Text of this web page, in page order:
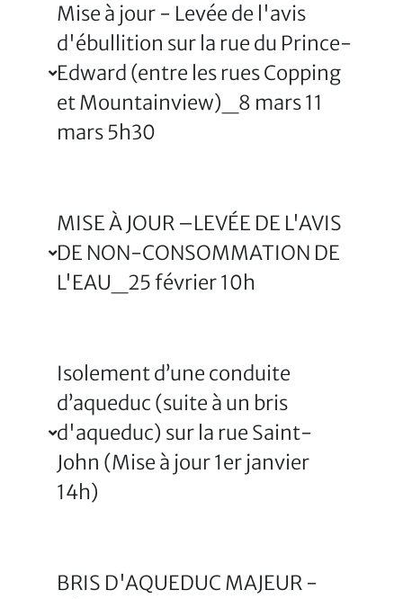
Mise à jour - Levée de l'avis
d'ébullition sur la rue du Prince-
Edward (entre les rues Copping
et Mountainview)_8 mars 11
mars 5h30
MISE À JOUR –LEVÉE DE L'AVIS
DE NON-CONSOMMATION DE
L'EAU_25 février 10h
Isolement d’une conduite
d’aqueduc (suite à un bris
d'aqueduc) sur la rue Saint-
John (Mise à jour 1er janvier
14h)
BRIS D'AQUEDUC MAJEUR -